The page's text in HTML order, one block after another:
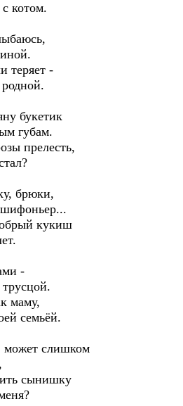
котом.
теряет -
родной.
букетик
губам.
прелесть,
брюки,
кукиш
-
маму,
семьёй.
слишком
сынишку